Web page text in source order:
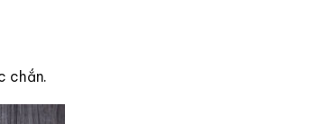
chắn.